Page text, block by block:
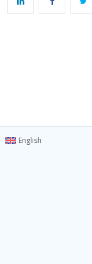
English